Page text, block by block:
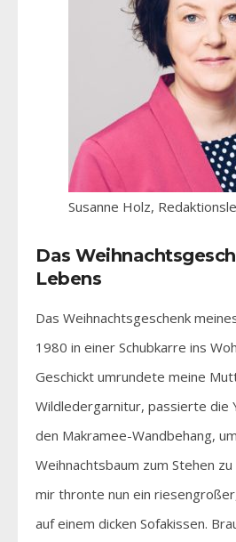
Susanne Holz,
Das
Lebens
Das Weihnachtsgeschenk
1980 in einer Schubkarre ins
Geschickt umrundete meine
Wildledergarnitur, passierte die
den Makramee-Wandbehang,
Weihnachtsbaum zum Stehen
mir thronte nun ein
auf einem dicken Sofakissen.